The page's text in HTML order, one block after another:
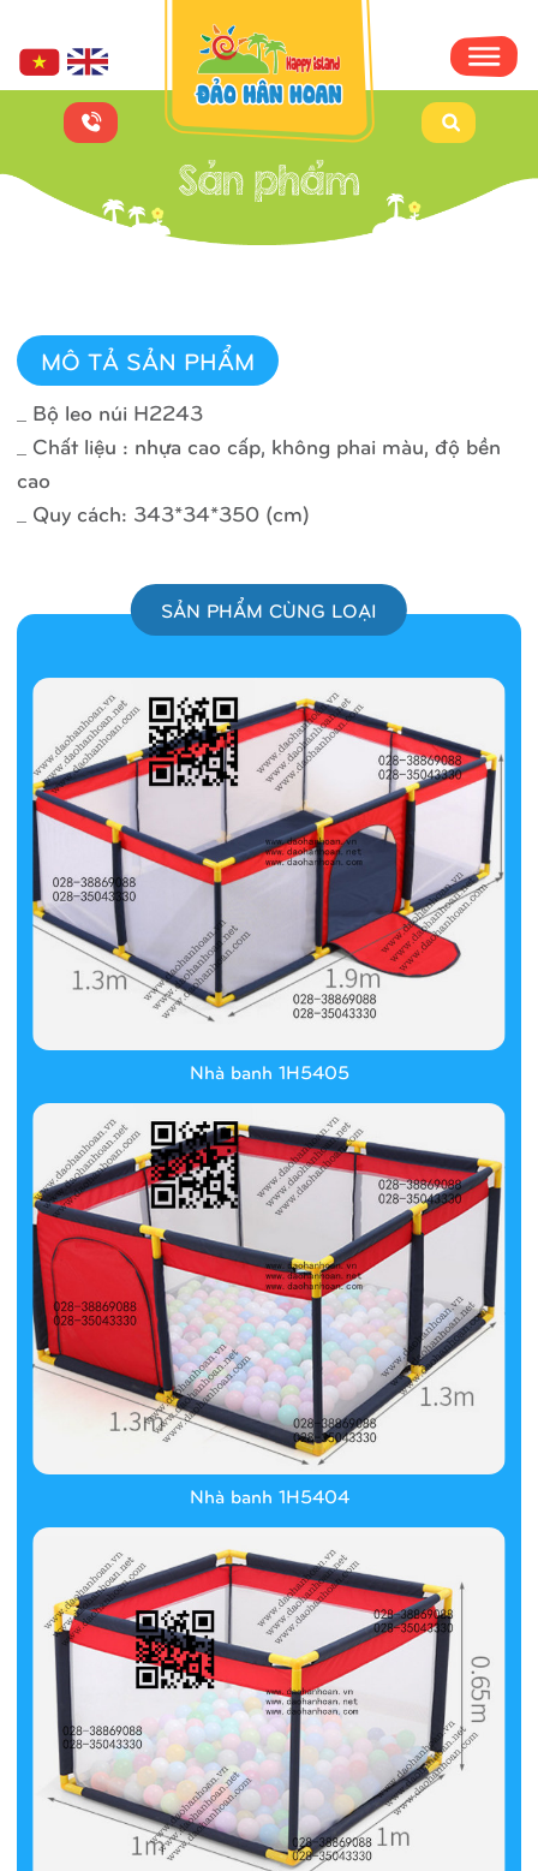
MÔ TẢ SẢN PHẨM
_ Bộ leo núi H2243
_ Chất liệu : nhựa cao cấp, không phai màu, độ bền
cao
_ Quy cách: 343*34*350 (cm)
SẢN PHẨM CÙNG LOẠI
Nhà banh 1H5405
Nhà banh 1H5404